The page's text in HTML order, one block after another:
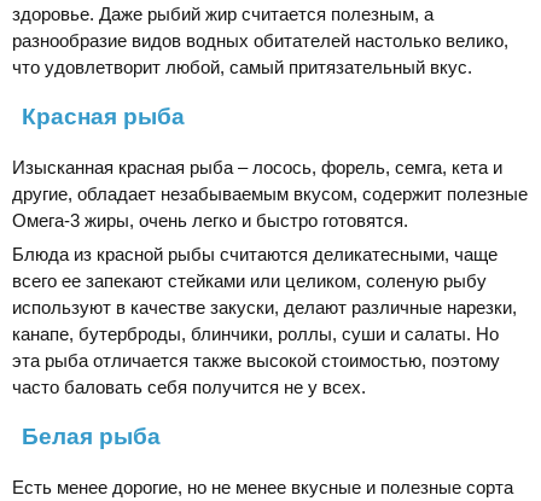
здоровье. Даже рыбий жир считается полезным, а
разнообразие видов водных обитателей настолько велико,
что удовлетворит любой, самый притязательный вкус.
Красная рыба
Изысканная красная рыба – лосось, форель, семга, кета и
другие, обладает незабываемым вкусом, содержит полезные
Омега-3 жиры, очень легко и быстро готовятся.
Блюда из красной рыбы считаются деликатесными, чаще
всего ее запекают стейками или целиком, соленую рыбу
используют в качестве закуски, делают различные нарезки,
канапе, бутерброды, блинчики, роллы, суши и салаты. Но
эта рыба отличается также высокой стоимостью, поэтому
часто баловать себя получится не у всех.
Белая рыба
Есть менее дорогие, но не менее вкусные и полезные сорта